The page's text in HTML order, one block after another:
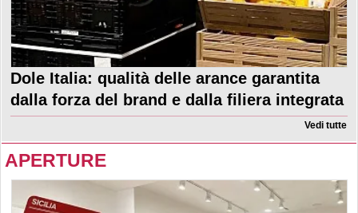
Dole Italia: qualità delle arance garantita
dalla forza del brand e dalla filiera integrata
Vedi tutte
APERTURE